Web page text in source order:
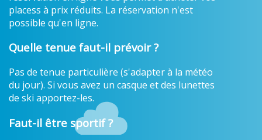
placess à prix réduits. La réservation n'est
possible qu'en ligne.
Quelle tenue faut-il prévoir ?
Pas de tenue particulière (s'adapter à la météo
du jour). Si vous avez un casque et des lunettes
de ski apportez-les.
Faut-il être sportif ?